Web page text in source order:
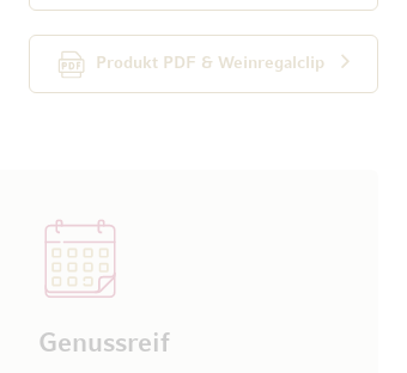
Produkt PDF & Weinregalclip
Genussreif